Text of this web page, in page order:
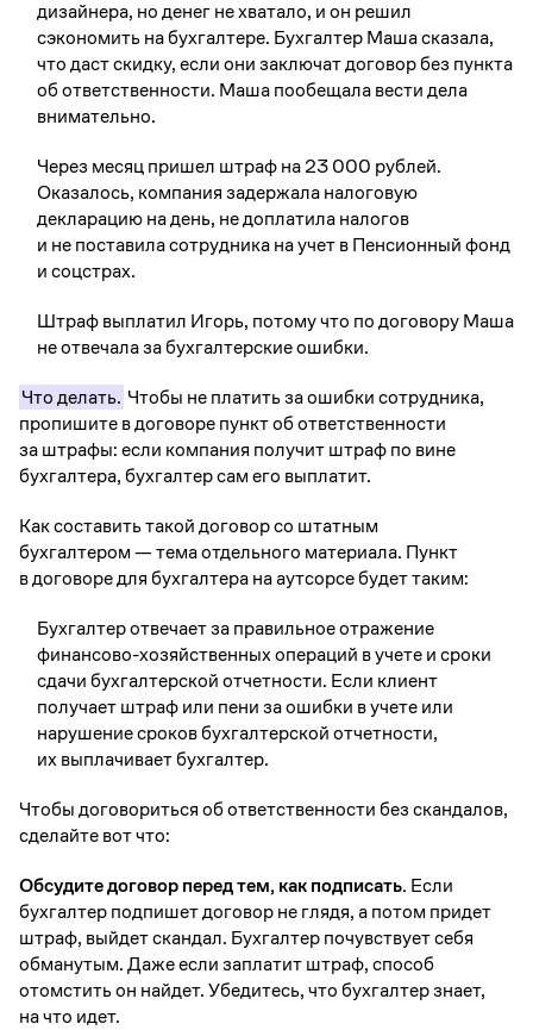
дизайнера, но денег не хватало, и он решил
сэкономить на бухгалтере. Бухгалтер Маша сказала,
что даст скидку, если они заключат договор без пункта
об ответственности. Маша пообещала вести дела
внимательно.
Через месяц пришел штраф на 23 000 рублей.
Оказалось, компания задержала налоговую
декларацию на день, не доплатила налогов
и не поставила сотрудника на учет в Пенсионный фонд
и соцстрах.
Штраф выплатил Игорь, потому что по договору Маша
не отвечала за бухгалтерские ошибки.
Что делать. Чтобы не платить за ошибки сотрудника,
пропишите в договоре пункт об ответственности
за штрафы: если компания получит штраф по вине
бухгалтера, бухгалтер сам его выплатит.
Как составить такой договор со штатным
бухгалтером — тема отдельного материала. Пункт
в договоре для бухгалтера на аутсорсе будет таким:
Бухгалтер отвечает за правильное отражение
финансово-хозяйственных операций в учете и сроки
сдачи бухгалтерской отчетности. Если клиент
получает штраф или пени за ошибки в учете или
нарушение сроков бухгалтерской отчетности,
их выплачивает бухгалтер.
Чтобы договориться об ответственности без скандалов,
сделайте вот что:
Обсудите договор перед тем, как подписать. Если
бухгалтер подпишет договор не глядя, а потом придет
штраф, выйдет скандал. Бухгалтер почувствует себя
обманутым. Даже если заплатит штраф, способ
отомстить он найдет. Убедитесь, что бухгалтер знает,
на что идет.